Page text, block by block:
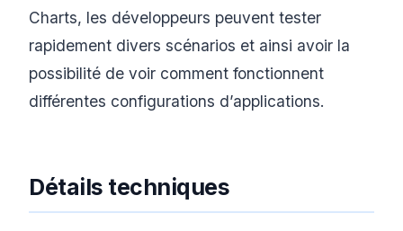
Charts, les développeurs peuvent tester
rapidement divers scénarios et ainsi avoir la
possibilité de voir comment fonctionnent
différentes configurations d’applications.
Détails techniques